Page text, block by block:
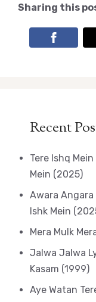
Sharing this
Recent
Tere Ishq
Mein (2025)
Awara Angara
Ishk Mein
Mera Mulk
Jalwa Jalwa
Kasam (1999)
Aye Watan